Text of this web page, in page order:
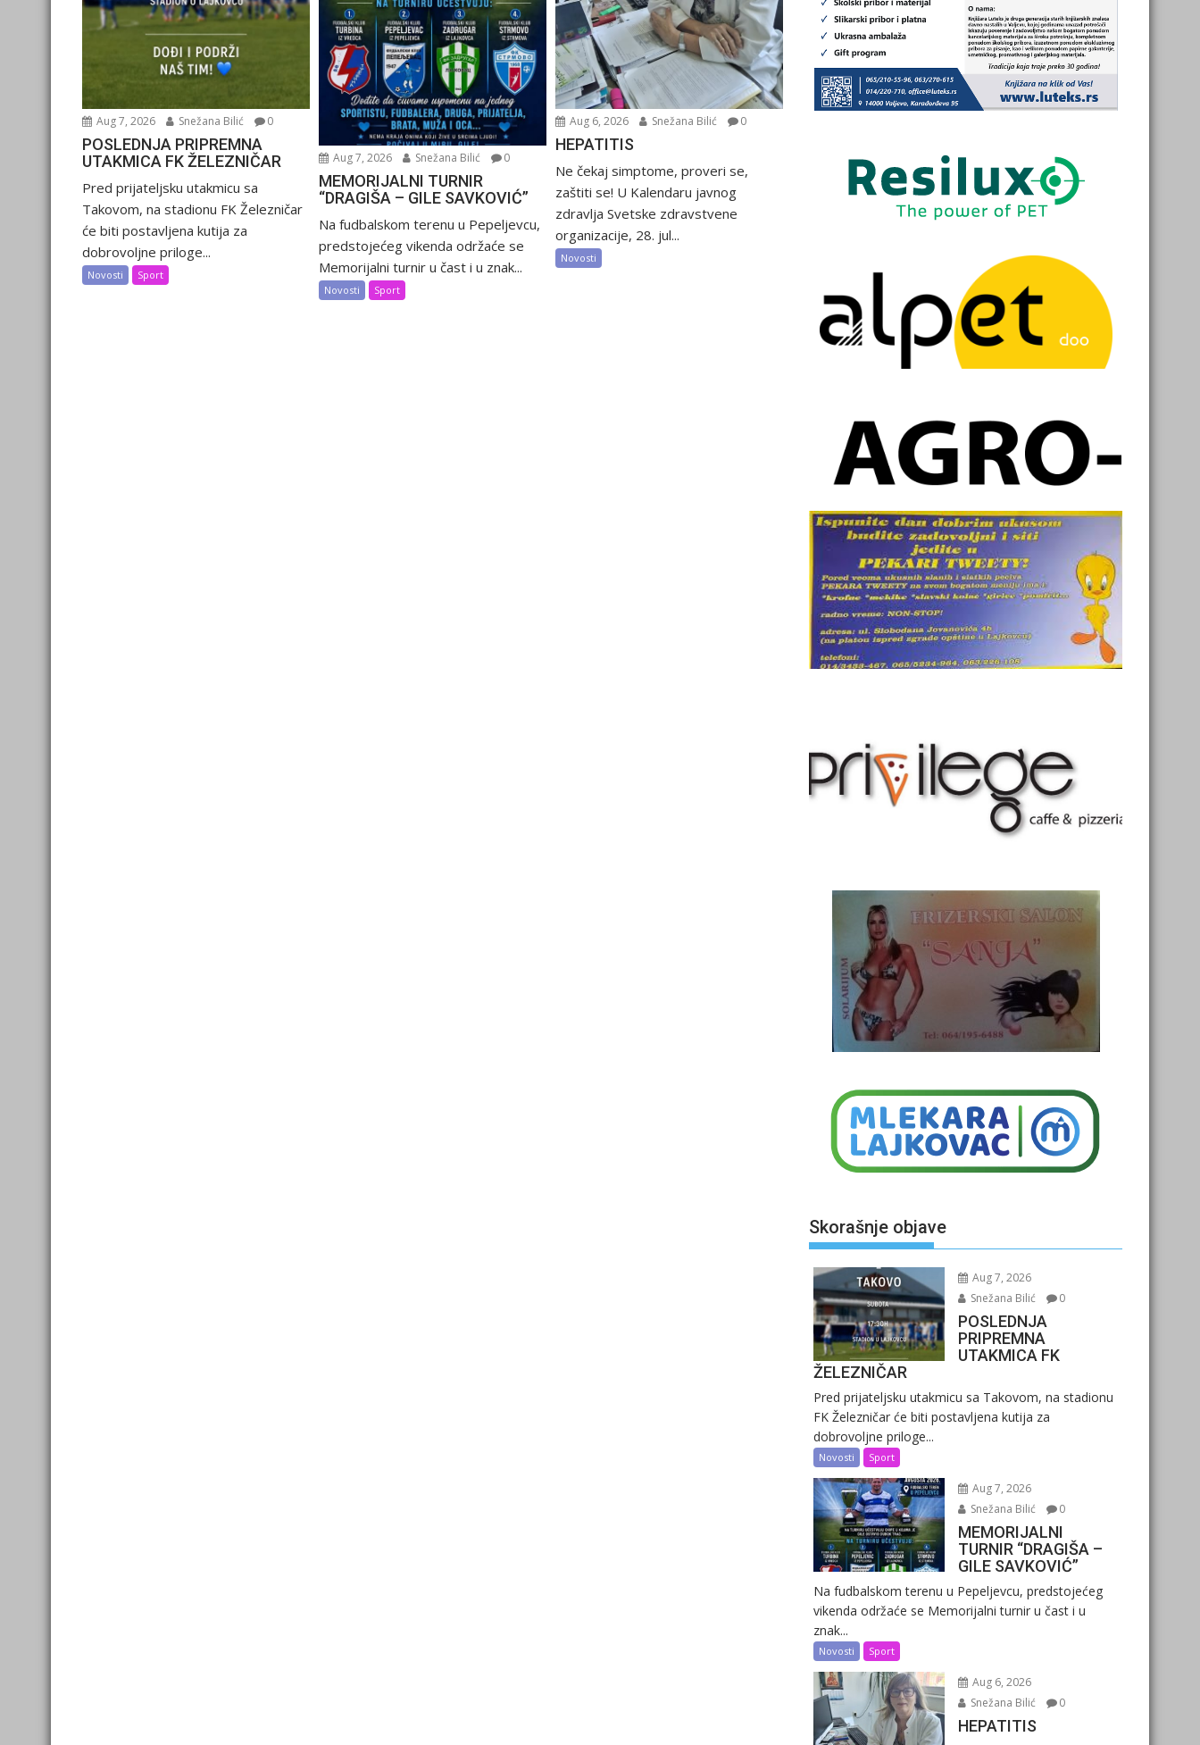
Aug 7, 2026 Snežana Bilić 0
POSLEDNJA PRIPREMNA
UTAKMICA FK ŽELEZNIČAR
Pred prijateljsku utakmicu sa
Takovom, na stadionu FK Železničar
će biti postavljena kutija za
dobrovoljne priloge...
Novosti Sport
Aug 7, 2026 Snežana Bilić 0
MEMORIJALNI TURNIR
“DRAGIŠA – GILE SAVKOVIĆ”
Na fudbalskom terenu u Pepeljevcu,
predstojećeg vikenda održaće se
Memorijalni turnir u čast i u znak...
Novosti Sport
Aug 6, 2026 Snežana Bilić 0
HEPATITIS
Ne čekaj simptome, proveri se,
zaštiti se! U Kalendaru javnog
zdravlja Svetske zdravstvene
organizacije, 28. jul...
Novosti
Skorašnje objave
Aug 7, 2026
Snežana Bilić
0
POSLEDNJA
PRIPREMNA
UTAKMICA FK
ŽELEZNIČAR
Pred prijateljsku utakmicu sa Takovom, na stadionu
FK Železničar će biti postavljena kutija za
dobrovoljne priloge...
Novosti Sport
Aug 7, 2026
Snežana Bilić
0
MEMORIJALNI
TURNIR “DRAGIŠA –
GILE SAVKOVIĆ”
Na fudbalskom terenu u Pepeljevcu, predstojećeg
vikenda održaće se Memorijalni turnir u čast i u
znak...
Novosti Sport
Aug 6, 2026
Snežana Bilić
0
HEPATITIS